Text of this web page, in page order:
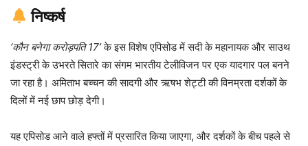
निष्कर्ष
‘कौन बनेगा करोड़पति 17’के इस विशेष एपिसोड में सदी के महानायक और साउथ
इंडस्ट्री के उभरते सितारे का संगम भारतीय टेलीविजन पर एक यादगार पल बनने
जा रहा है। अमिताभ बच्चन की सादगी और ऋषभ शेट्टी की विनम्रता दर्शकों के
दिलों में नई छाप छोड़ देगी।
यह एपिसोड आने वाले हफ्तों में प्रसारित किया जाएगा, और दर्शकों के बीच पहले से